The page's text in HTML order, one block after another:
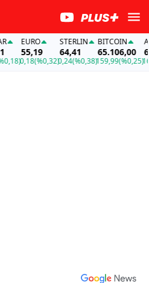
EURO
55,19
0,18(%0,32)
STERLIN
64,41
0,24(%0,38)
BITCOIN
65.106,00
159,99(%0,25)